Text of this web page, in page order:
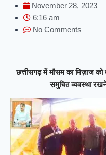
November 28, 2023
6:16 am
No Comments
छत्तीसगढ़ में मौसम का मिज़ाज को
समुचित व्यवस्था